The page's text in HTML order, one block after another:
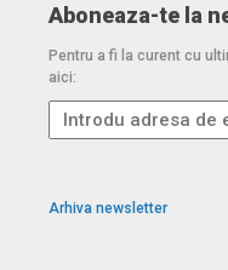
Aboneaza-te la
Pentru a fi la curent cu
aici:
Arhiva newsletter